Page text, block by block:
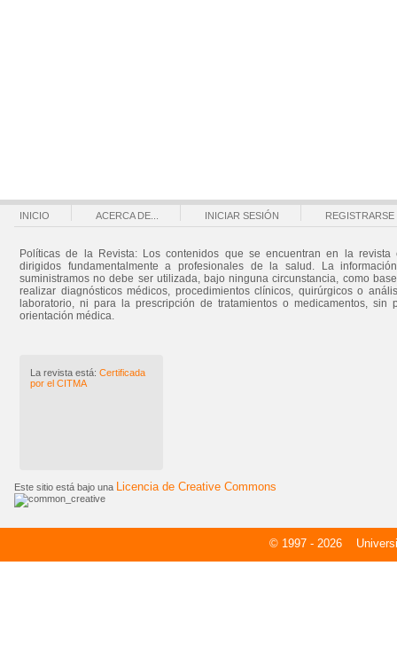
INICIO ACERCA DE... INICIAR SESIÓN REGISTRARSE
Políticas de la Revista: Los contenidos que se encuentran en la revista
dirigidos fundamentalmente a profesionales de la salud. La
suministramos no debe ser utilizada, bajo ninguna circunstancia, como
realizar diagnósticos médicos, procedimientos clínicos, quirúrgicos o
laboratorio, ni para la prescripción de tratamientos o medicamentos, sin
orientación médica.
La revista está: Certificada
por el CITMA
Este sitio está bajo una Licencia de Creative Commons
© 1997 - 2026